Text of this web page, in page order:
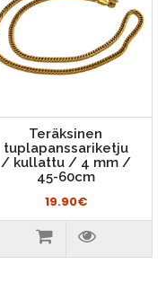
Teräksinen
tuplapanssariketju
/ kullattu / 4 mm /
45-60cm
19.90€